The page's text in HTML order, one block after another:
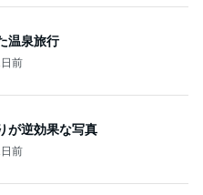
温泉旅行
前
が逆効果な写真
前